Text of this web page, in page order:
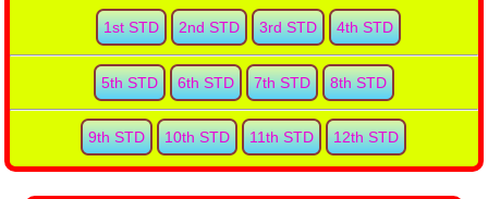
1st STD 2nd STD 3rd STD 4th STD
5th STD 6th STD 7th STD 8th STD
9th STD 10th STD 11th STD 12th STD